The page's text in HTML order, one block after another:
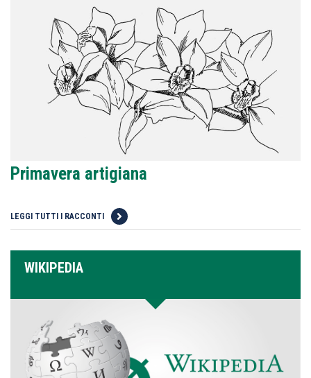
Primavera artigiana
LEGGI TUTTI I RACCONTI
WIKIPEDIA